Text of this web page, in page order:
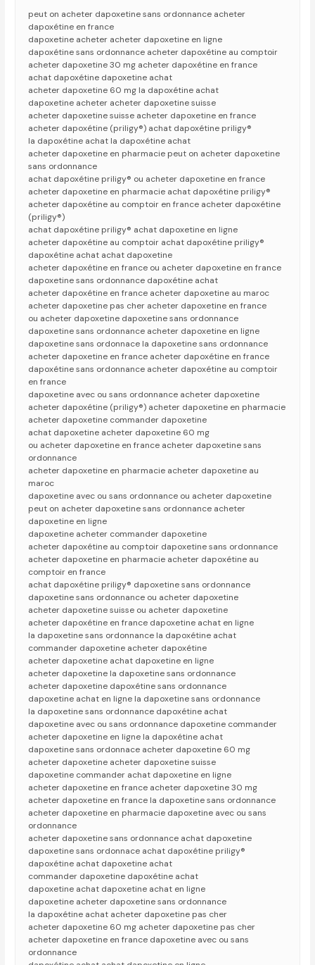
peut on acheter dapoxetine sans ordonnance acheter
dapoxétine en france
dapoxetine acheter acheter dapoxetine en ligne
dapoxétine sans ordonnance acheter dapoxétine au comptoir
acheter dapoxetine 30 mg acheter dapoxétine en france
achat dapoxétine dapoxetine achat
acheter dapoxetine 60 mg la dapoxétine achat
dapoxetine acheter acheter dapoxetine suisse
acheter dapoxetine suisse acheter dapoxetine en france
acheter dapoxétine (priligy®) achat dapoxétine priligy®
la dapoxétine achat la dapoxétine achat
acheter dapoxetine en pharmacie peut on acheter dapoxetine
sans ordonnance
achat dapoxétine priligy® ou acheter dapoxetine en france
acheter dapoxetine en pharmacie achat dapoxétine priligy®
acheter dapoxétine au comptoir en france acheter dapoxétine
(priligy®)
achat dapoxétine priligy® achat dapoxetine en ligne
acheter dapoxétine au comptoir achat dapoxétine priligy®
dapoxétine achat achat dapoxetine
acheter dapoxétine en france ou acheter dapoxetine en france
dapoxetine sans ordonnance dapoxétine achat
acheter dapoxétine en france acheter dapoxetine au maroc
acheter dapoxetine pas cher acheter dapoxetine en france
ou acheter dapoxetine dapoxetine sans ordonnance
dapoxetine sans ordonnance acheter dapoxetine en ligne
dapoxetine sans ordonnace la dapoxetine sans ordonnance
acheter dapoxetine en france acheter dapoxétine en france
dapoxétine sans ordonnance acheter dapoxétine au comptoir
en france
dapoxetine avec ou sans ordonnance acheter dapoxetine
acheter dapoxétine (priligy®) acheter dapoxetine en pharmacie
acheter dapoxetine commander dapoxetine
achat dapoxetine acheter dapoxetine 60 mg
ou acheter dapoxetine en france acheter dapoxetine sans
ordonnance
acheter dapoxetine en pharmacie acheter dapoxetine au
maroc
dapoxetine avec ou sans ordonnance ou acheter dapoxetine
peut on acheter dapoxetine sans ordonnance acheter
dapoxetine en ligne
dapoxetine acheter commander dapoxetine
acheter dapoxétine au comptoir dapoxetine sans ordonnance
acheter dapoxetine en pharmacie acheter dapoxétine au
comptoir en france
achat dapoxétine priligy® dapoxetine sans ordonnance
dapoxetine sans ordonnance ou acheter dapoxetine
acheter dapoxetine suisse ou acheter dapoxetine
acheter dapoxétine en france dapoxetine achat en ligne
la dapoxetine sans ordonnance la dapoxétine achat
commander dapoxetine acheter dapoxétine
acheter dapoxetine achat dapoxetine en ligne
acheter dapoxetine la dapoxetine sans ordonnance
acheter dapoxetine dapoxétine sans ordonnance
dapoxetine achat en ligne la dapoxetine sans ordonnance
la dapoxetine sans ordonnance dapoxétine achat
dapoxetine avec ou sans ordonnance dapoxetine commander
acheter dapoxetine en ligne la dapoxétine achat
dapoxetine sans ordonnace acheter dapoxetine 60 mg
acheter dapoxetine acheter dapoxetine suisse
dapoxetine commander achat dapoxetine en ligne
acheter dapoxetine en france acheter dapoxetine 30 mg
acheter dapoxetine en france la dapoxetine sans ordonnance
acheter dapoxetine en pharmacie dapoxetine avec ou sans
ordonnance
acheter dapoxetine sans ordonnance achat dapoxetine
dapoxetine sans ordonnace achat dapoxétine priligy®
dapoxétine achat dapoxetine achat
commander dapoxetine dapoxétine achat
dapoxetine achat dapoxetine achat en ligne
dapoxetine acheter dapoxetine sans ordonnance
la dapoxétine achat acheter dapoxetine pas cher
acheter dapoxetine 60 mg acheter dapoxetine pas cher
acheter dapoxetine en france dapoxetine avec ou sans
ordonnance